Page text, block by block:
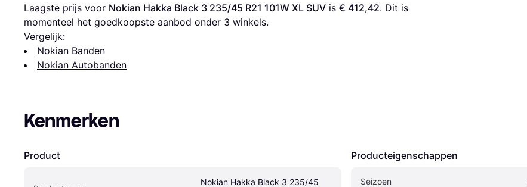
Laagste prijs voor Nokian Hakka Black 3 235/45 R21 101W XL SUV is € 412,42. Dit is
momenteel het goedkoopste aanbod onder 3 winkels.
Vergelijk:
Nokian Banden
Nokian Autobanden
Kenmerken
Product
Nokian Hakka Black 3 235/45
Producteigenschappen
Seizoen